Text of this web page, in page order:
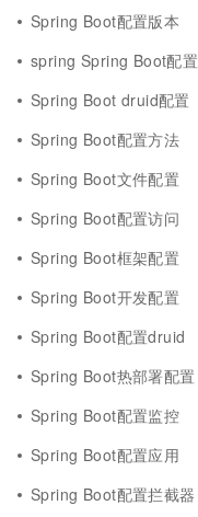
Spring Boot配置版本
spring Spring Boot配置
Spring Boot druid配置
Spring Boot配置方法
Spring Boot文件配置
Spring Boot配置访问
Spring Boot框架配置
Spring Boot开发配置
Spring Boot配置druid
Spring Boot热部署配置
Spring Boot配置监控
Spring Boot配置应用
Spring Boot配置拦截器